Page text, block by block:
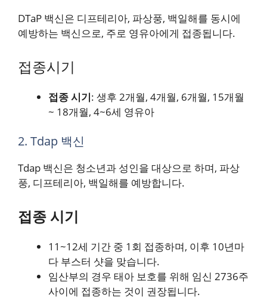
DTaP 백신은 디프테리아, 파상풍, 백일해를 동시에
예방하는 백신으로, 주로 영유아에게 접종됩니다.
접종시기
접종 시기: 생후 2개월, 4개월, 6개월, 15개월
~ 18개월, 4~6세 영유아
2. Tdap 백신
Tdap 백신은 청소년과 성인을 대상으로 하며, 파상
풍, 디프테리아, 백일해를 예방합니다.
접종 시기
11~12세 기간 중 1회 접종하며, 이후 10년마
다 부스터 샷을 맞습니다.
임산부의 경우 태아 보호를 위해 임신 2736주
사이에 접종하는 것이 권장됩니다.